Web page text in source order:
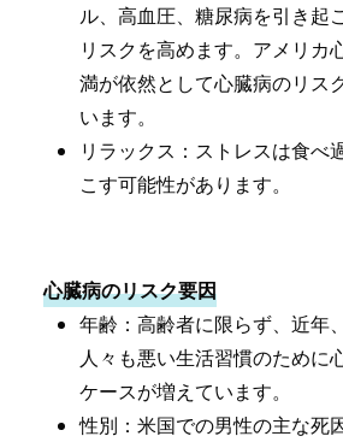
ル、高血圧、糖尿病を引き起
リスクを高めます。アメリカ
満が依然として心臓病のリス
います。
リラックス：ストレスは食べ
こす可能性があります。
心臓病のリスク要因
年齢：高齢者に限らず、近年
人々も悪い生活習慣のために
ケースが増えています。
性別：米国での男性の主な死